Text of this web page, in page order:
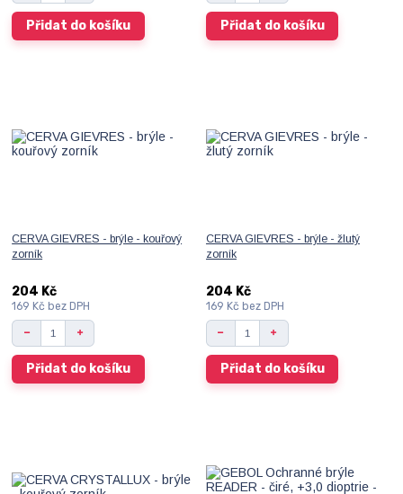
Přidat do košíku Přidat do košíku
CERVA GIEVRES - brýle - kouřový
zorník
204 Kč
169 Kčbez DPH
Přidat do košíku
CERVA GIEVRES - brýle - žlutý
zorník
204 Kč
169 Kč bez DPH
Přidat do košíku